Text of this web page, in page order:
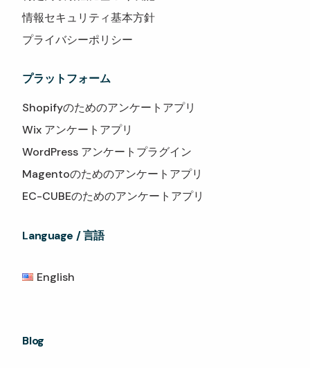
情報セキュリティ基本方針
プライバシーポリシー
プラットフォーム
Shopifyのためのアンケートアプリ
Wix アンケートアプリ
WordPress アンケートプラグイン
Magentoのためのアンケートアプリ
EC-CUBEのためのアンケートアプリ
Language / 言語
English
Blog